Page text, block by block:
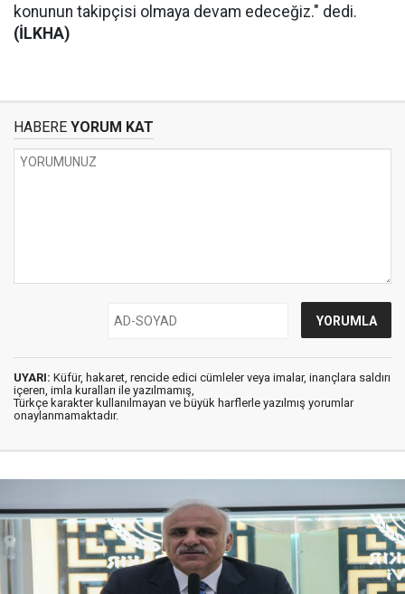
konunun takipçisi olmaya devam edeceğiz." dedi.
(İLKHA)
HABERE YORUM KAT
UYARI: Küfür, hakaret, rencide edici cümleler veya imalar, inançlara saldırı
içeren, imla kuralları ile yazılmamış,
Türkçe karakter kullanılmayan ve büyük harflerle yazılmış yorumlar
onaylanmamaktadır.